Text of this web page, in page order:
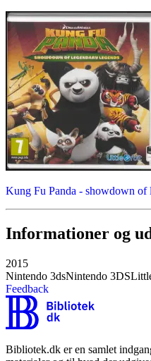
Kung Fu Panda - showdown of
Informationer og
2015
Nintendo 3dsNintendo 3DS
Feedback
Bibliotek.dk er en samlet